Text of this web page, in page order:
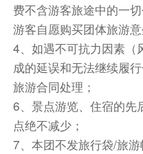
费不含游客旅途中的一
游客自愿购买团体旅游意
4、如遇不可抗力因素（
成的延误和无法继续履
旅游合同处理；
6、景点游览、住宿的先
点绝不减少；
7、本团不发旅行袋/旅游